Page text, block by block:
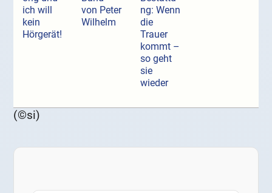
ich will
kein
Hörgerät!
von Peter
Wilhelm
ng: Wenn
die
Trauer
kommt –
so geht
sie
wieder
(©si)